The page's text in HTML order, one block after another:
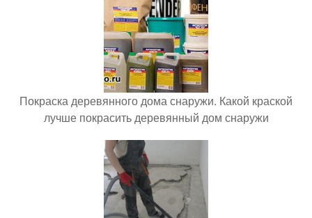
Покраска деревянного дома снаружи. Какой краской
лучше покрасить деревянный дом снаружи